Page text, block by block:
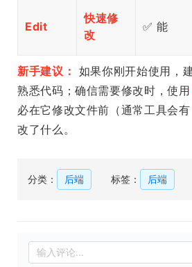
Edit
快速修
改
✅ 能
新手建议： 如果你刚开始使用，
熟悉代码；确信需要修改时，使
必在它修改文件前（通常工具会
改了什么。
分类： 后端 标签： 后端